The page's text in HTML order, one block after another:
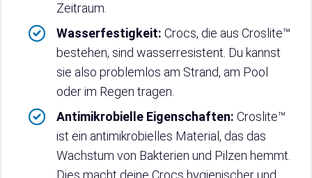
Zeitraum.
Wasserfestigkeit: Crocs, die aus Croslite™
bestehen, sind wasserresistent. Du kannst
sie also problemlos am Strand, am Pool
oder im Regen tragen.
Antimikrobielle Eigenschaften: Croslite™
ist ein antimikrobielles Material, das das
Wachstum von Bakterien und Pilzen hemmt.
Dies macht deine Crocs hygienischer und